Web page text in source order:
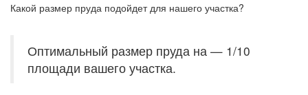
Какой размер пруда подойдет для нашего участка?
Оптимальный размер пруда на — 1/10
площади вашего участка.